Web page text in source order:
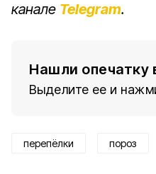
канале Telegram.
Нашли опечатку
Выделите ее и
перепёлки пороз